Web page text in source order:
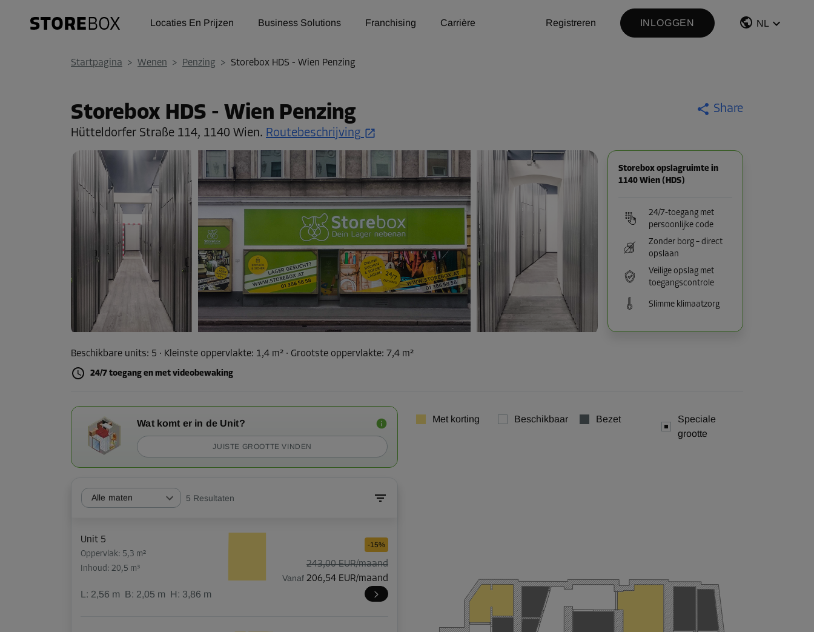
Locaties En Prijzen Business Solutions Franchising Carrière Registreren INLOGGEN NL
Startpagina > Wenen > Penzing > Storebox HDS - Wien Penzing
Storebox HDS - Wien Penzing
Hütteldorfer Straße 114, 1140 Wien. Routebeschrijving
Share
Storebox opslagruimte in
1140 Wien (HDS)
24/7-toegang met
persoonlijke code
Zonder borg – direct
opslaan
Veilige opslag met
toegangscontrole
Slimme klimaatzorg
Beschikbare units: 5 · Kleinste oppervlakte: 1,4 m² · Grootste oppervlakte: 7,4 m²
24/7 toegang en met videobewaking
Wat komt er in de Unit?
JUISTE GROOTTE VINDEN
Alle maten 5 Resultaten
Unit 5
Oppervlak: 5,3 m²
Inhoud: 20,5 m³
L: 2,56 m B: 2,05 m H: 3,86 m
-15%
243,00 EUR/maand
Vanaf 206,54 EUR/maand
Met korting Beschikbaar Bezet
Speciale
grootte